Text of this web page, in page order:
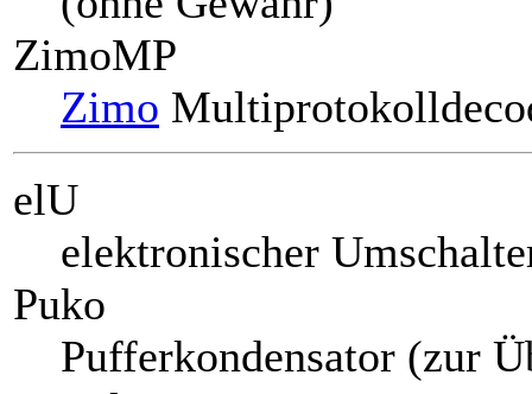
ZimoMP
Zimo
elU
elektronischer
Puko
Pufferkondensator (zur